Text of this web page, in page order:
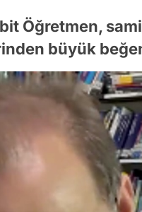
Öğretmen,
büyük